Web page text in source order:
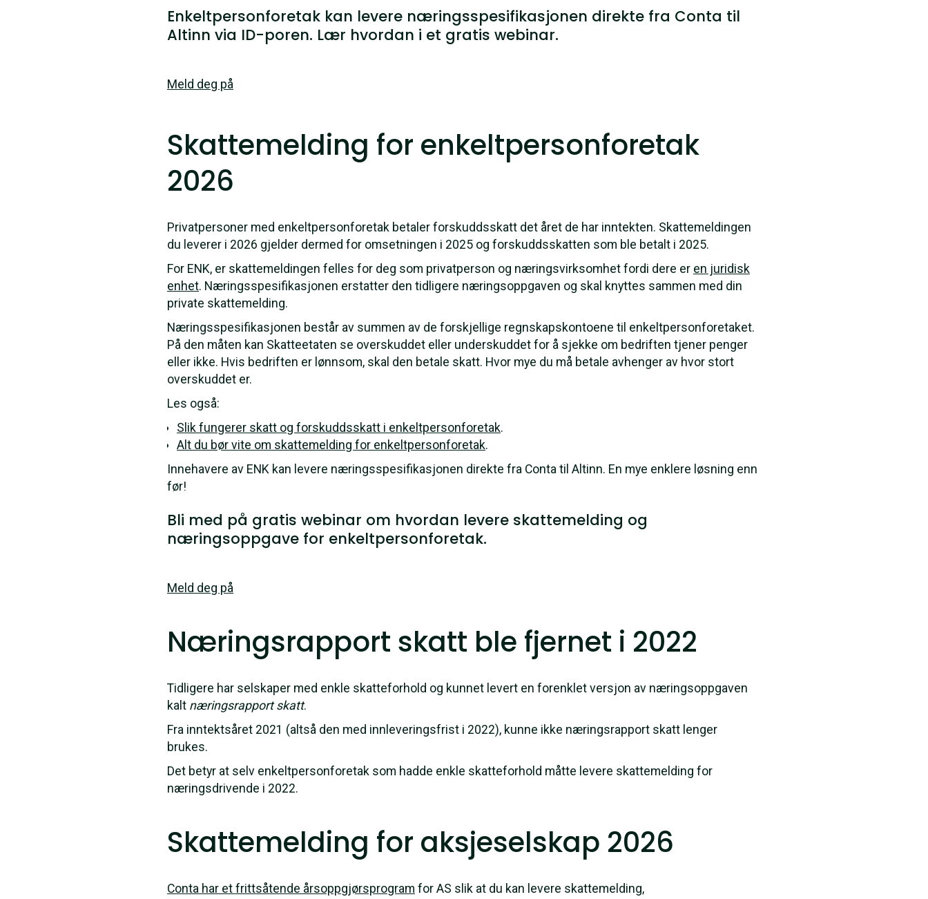
Enkeltpersonforetak kan levere næringsspesifikasjonen direkte fra Conta til
Altinn via ID-poren. Lær hvordan i et gratis webinar.
Meld deg på
Skattemelding for enkeltpersonforetak
2026
Privatpersoner med enkeltpersonforetak betaler forskuddsskatt det året de har inntekten. Skattemeldingen
du leverer i 2026 gjelder dermed for omsetningen i 2025 og forskuddsskatten som ble betalt i 2025.
For ENK, er skattemeldingen felles for deg som privatperson og næringsvirksomhet fordi dere er en juridisk
enhet. Næringsspesifikasjonen erstatter den tidligere næringsoppgaven og skal knyttes sammen med din
private skattemelding.
Næringsspesifikasjonen består av summen av de forskjellige regnskapskontoene til enkeltpersonforetaket.
På den måten kan Skatteetaten se overskuddet eller underskuddet for å sjekke om bedriften tjener penger
eller ikke. Hvis bedriften er lønnsom, skal den betale skatt. Hvor mye du må betale avhenger av hvor stort
overskuddet er.
Les også:
Slik fungerer skatt og forskuddsskatt i enkeltpersonforetak.
Alt du bør vite om skattemelding for enkeltpersonforetak.
Innehavere av ENK kan levere næringsspesifikasjonen direkte fra Conta til Altinn. En mye enklere løsning enn
før!
Bli med på gratis webinar om hvordan levere skattemelding og
næringsoppgave for enkeltpersonforetak.
Meld deg på
Næringsrapport skatt ble fjernet i 2022
Tidligere har selskaper med enkle skatteforhold og kunnet levert en forenklet versjon av næringsoppgaven
kalt næringsrapport skatt.
Fra inntektsåret 2021 (altså den med innleveringsfrist i 2022), kunne ikke næringsrapport skatt lenger
brukes.
Det betyr at selv enkeltpersonforetak som hadde enkle skatteforhold måtte levere skattemelding for
næringsdrivende i 2022.
Skattemelding for aksjeselskap 2026
Conta har et frittsåtende årsoppgjørsprogram for AS slik at du kan levere skattemelding,